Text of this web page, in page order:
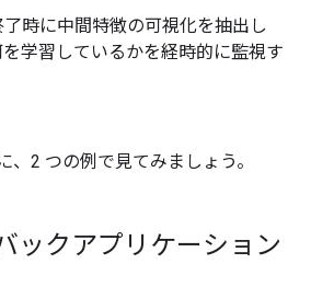
時に中間特徴の可視化を抽出し
学習しているかを経時的に監視す
、2 つの例で見てみましょう。
ックアプリケーション